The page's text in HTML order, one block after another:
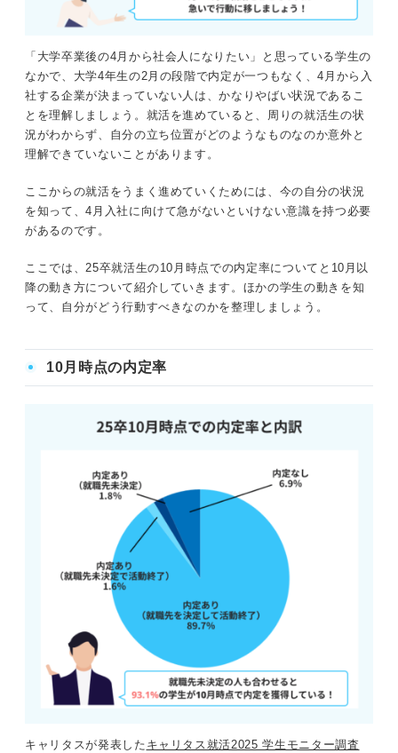
「大学卒業後の4月から社会人になりたい」と思っている学生の
なかで、大学4年生の2月の段階で内定が一つもなく、4月から入
社する企業が決まっていない人は、かなりやばい状況であるこ
とを理解しましょう。就活を進めていると、周りの就活生の状
況がわからず、自分の立ち位置がどのようなものなのか意外と
理解できていないことがあります。
ここからの就活をうまく進めていくためには、今の自分の状況
を知って、4月入社に向けて急がないといけない意識を持つ必要
があるのです。
ここでは、25卒就活生の10月時点での内定率についてと10月以
降の動き方について紹介していきます。ほかの学生の動きを知
って、自分がどう行動すべきなのかを整理しましょう。
10月時点の内定率
キャリタスが発表した キャリタス就活2025 学生モニター調査
絶対に確認しておきたい最終面接の対策法！ ここが勝敗
の分かれ道だと理解しよう
①入社してどうなっていきたいかのキャリアプランを明確にす
る
②企業の将来的に目指しているビジョンを調べる
選びの基準を見直そう
自分にとっての良い企業とは
譲れない条件とは
25卒の就活がやばい状況の人は就活対策を今すぐに実践し